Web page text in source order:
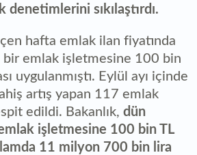
denetimlerini sıkılaştırdı.
hafta emlak ilan fiyatında
bir emlak işletmesine 100 bin
uygulanmıştı. Eylül ayı içinde
artış yapan 117 emlak
edildi. Bakanlık, dün
işletmesine 100 bin TL
11 milyon 700 bin lira